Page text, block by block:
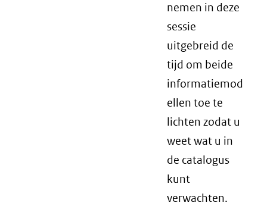
nemen in deze
sessie
uitgebreid de
tijd om beide
informatiemod
ellen toe te
lichten zodat u
weet wat u in
de catalogus
kunt
verwachten.